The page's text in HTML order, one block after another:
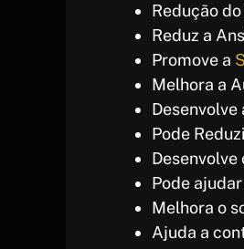
Redução
Reduz a
Promove a
Melhora a
Desenvolve
Pode
Pode
Melhora o
Ajuda a